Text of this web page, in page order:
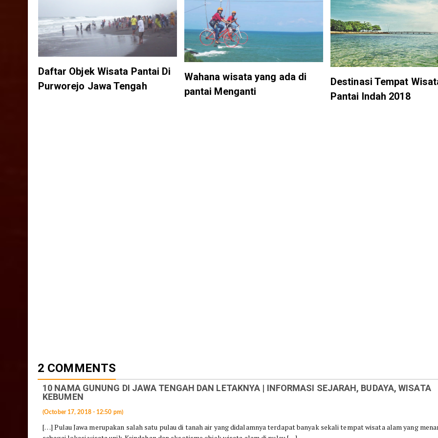
Daftar Objek Wisata Pantai Di
Purworejo Jawa Tengah
Wahana wisata yang ada di
pantai Menganti
Destinasi Tempat
Pantai Indah 2018
2 COMMENTS
10 NAMA GUNUNG DI JAWA TENGAH DAN LETAKNYA | INFORMASI SEJARAH, BUDAYA, WISATA
KEBUMEN
(October 17, 2018 - 12:50 pm)
[…] Pulau Jawa merupakan salah satu pulau di tanah air yang didalamnya terdapat banyak sekali tempat wisata alam yang